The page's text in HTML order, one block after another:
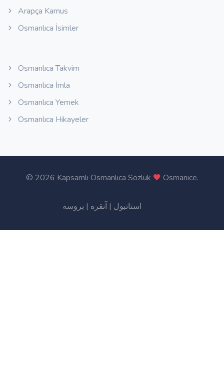
Arapça Kamus
Osmanlıca İsimler
Osmanlıca Takvim
Osmanlıca İmla
Osmanlıca Yemek
Osmanlıca Hikayeler
© 2026 Kapsamlı Osmanlıca Sözlük Osmanice.
استانبول | آنقره | بروسه